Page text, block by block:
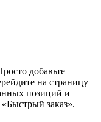
добавьте
на страницу
позиций и
заказ».